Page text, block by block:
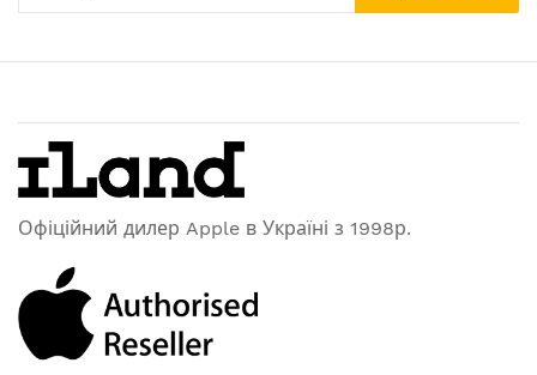
Офіційний дилер Apple в Україні з 1998р.